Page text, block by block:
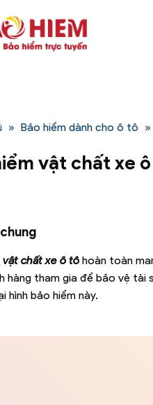
» Bảo hiểm dành cho ô tô »
vật chất xe
vật chất xe ô tô hoàn toàn
hàng tham gia để bảo vệ tài
hình bảo hiểm này.